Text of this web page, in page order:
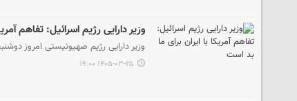
وزیر دارایی رژیم اسرائیل: تفاهم
وزیر دارایی رژیم صهیونیستی امروز
۱۴۰۵-۰۳-۲۵ ۱۹:۰۰